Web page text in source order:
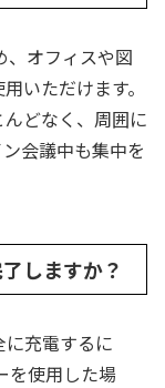
、オフィスや図
いただけます。
どなく、周囲に
会議中も集中を
しますか？
充電するに
を使用した場